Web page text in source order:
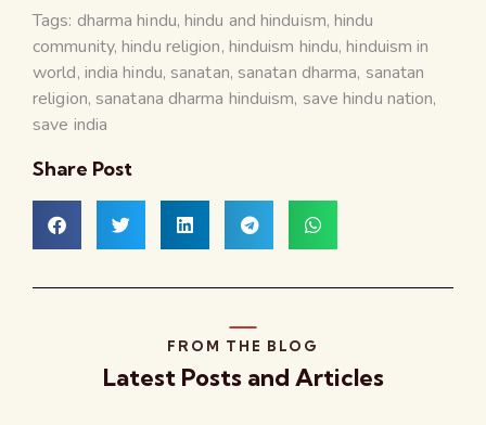
Tags: dharma hindu,hindu and hinduism,hindu
community,hindu religion, hinduism hindu,hinduism in
world, india hindu, sanatan, sanatan dharma, sanatan
religion, sanatana dharma hinduism, save hindu nation,
save india
Share Post
FROM THE BLOG
Latest Posts and Articles